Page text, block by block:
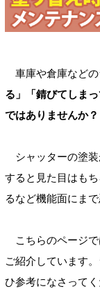
車庫や倉庫などの
る」「錆びてしま
ではありませんか？
シャッターの塗装
すると見た目はも
るなど機能面にま
こちらのページで
ご紹介しています
ひ参考になさってく